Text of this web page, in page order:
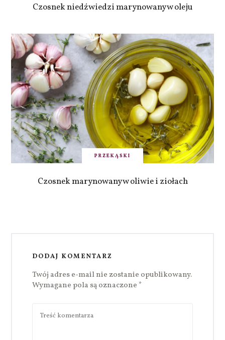
Czosnek niedźwiedzi marynowany w oleju
PRZEKĄSKI
Czosnek marynowany w oliwie i ziołach
DODAJ KOMENTARZ
Twój adres e-mail nie zostanie opublikowany.
Wymagane pola są oznaczone *